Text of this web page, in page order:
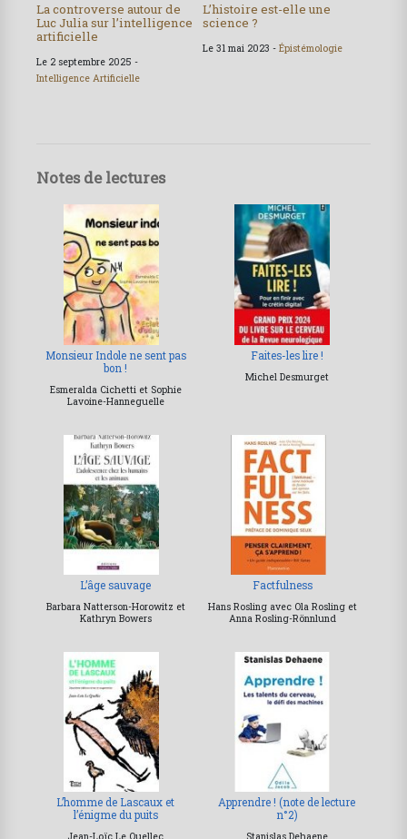
La controverse autour de
Luc Julia sur l’intelligence
artificielle
Le 2 septembre 2025 -
Intelligence Artificielle
L’histoire est-elle une
science ?
Le 31 mai 2023 - Épistémologie
Notes de lectures
Monsieur Indole ne sent pas
bon !
Esmeralda Cichetti et Sophie
Lavoine-Hanneguelle
Faites-les lire !
Michel Desmurget
L’âge sauvage
Barbara Natterson-Horowitz et
Kathryn Bowers
Factfulness
Hans Rosling avec Ola Rosling et
Anna Rosling-Rönnlund
L’homme de Lascaux et
l’énigme du puits
Apprendre ! (note de lecture
n°2)